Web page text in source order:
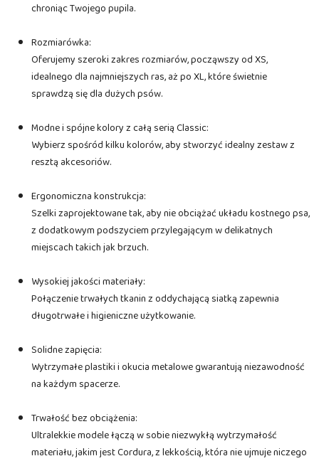
chroniąc Twojego pupila.
Rozmiarówka:
Oferujemy szeroki zakres rozmiarów, począwszy od XS,
idealnego dla najmniejszych ras, aż po XL, które świetnie
sprawdzą się dla dużych psów.
Modne i spójne kolory z całą serią Classic:
Wybierz spośród kilku kolorów, aby stworzyć idealny zestaw z
resztą akcesoriów.
Ergonomiczna konstrukcja:
Szelki zaprojektowane tak, aby nie obciążać układu kostnego psa,
z dodatkowym podszyciem przylegającym w delikatnych
miejscach takich jak brzuch.
Wysokiej jakości materiały:
Połączenie trwałych tkanin z oddychającą siatką zapewnia
długotrwałe i higieniczne użytkowanie.
Solidne zapięcia:
Wytrzymałe plastiki i okucia metalowe gwarantują niezawodność
na każdym spacerze.
Trwałość bez obciążenia:
Ultralekkie modele łączą w sobie niezwykłą wytrzymałość
materiału, jakim jest Cordura, z lekkością, która nie ujmuje niczego